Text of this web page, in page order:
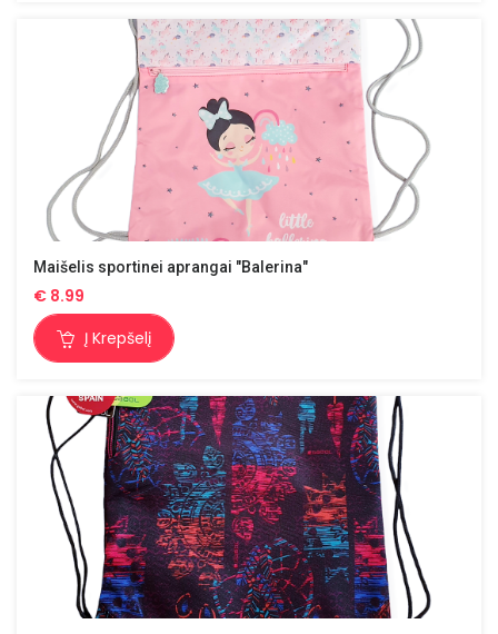
Maišelis sportinei aprangai "Balerina"
€ 8.99
Į Krepšelį